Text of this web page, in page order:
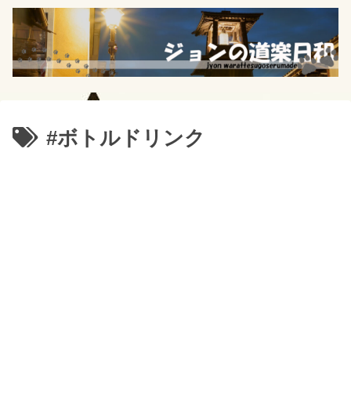
#ボトルドリンク